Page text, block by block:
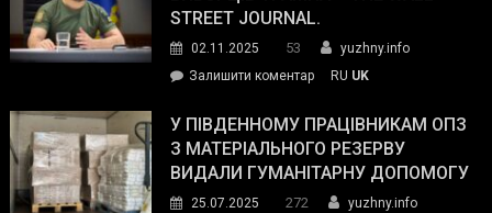
STREET JOURNAL.
02.11.2025 53
yuzhny.info
Залишити коментарon
завойовує
симпатії
виборців
RU UK
У ПІВДЕННОМУ ПРАЦІВНИКАМ ОПЗ
З МАТЕРІАЛЬНОГО РЕЗЕРВУ
ВИДАЛИ ГУМАНІТАРНУ ДОПОМОГУ
25.07.2025 272
yuzhny.info